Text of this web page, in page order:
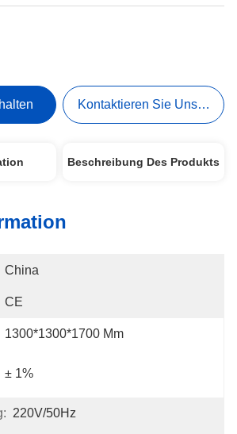
Kontaktieren Sie Uns Jetzt
Beschreibung Des Produkts
China
CE
1300*1300*1700 Mm
± 1%
220V/50Hz